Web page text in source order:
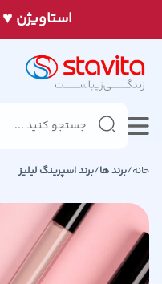
استاويژن ♥
خانه/برند ها/برنداسپرینگ لیلیز